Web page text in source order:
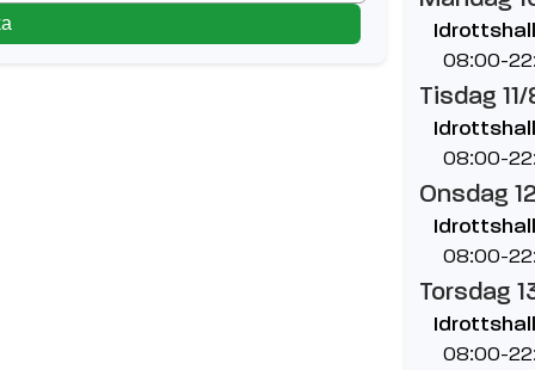
Idrottshall
08:00-
Tisdag
Idrottshall
08:00-
Onsdag
Idrottshall
08:00-
Torsdag
Idrottshall
08:00-